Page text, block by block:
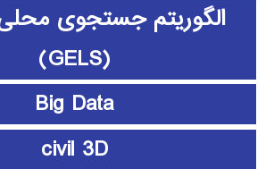
الگوریتم جستجوی
(GELS)
Big Data
civil 3D